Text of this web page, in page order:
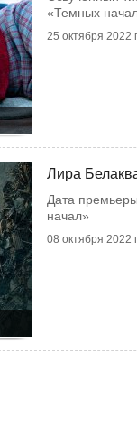
«Темных
25 октября 2022
Лира
Дата
начал»
08 октября 2022